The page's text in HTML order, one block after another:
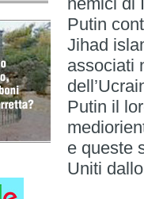
Putin
Jihad
associati
Putin il
e queste
Uniti